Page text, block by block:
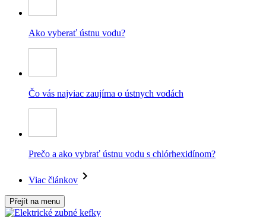
Ako vyberať ústnu vodu?
Čo vás najviac zaujíma o ústnych vodách
Prečo a ako vybrať ústnu vodu s chlórhexidínom?
Viac článkov
Přejít na menu